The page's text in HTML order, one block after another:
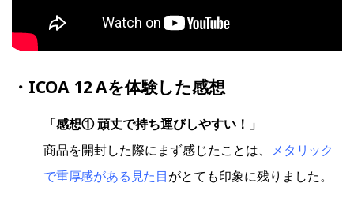
・ICOA 12 Aを体験した感想
「感想① 頑丈で持ち運びしやすい！」
商品を開封した際にまず感じたことは、
メタリック
で重厚感がある見た目 がとても印象に残りました。